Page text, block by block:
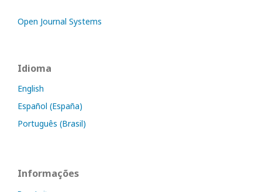
Open Journal Systems
Idioma
English
Español (España)
Português (Brasil)
Informações